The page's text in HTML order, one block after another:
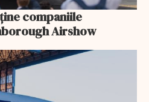
companiile
Airshow